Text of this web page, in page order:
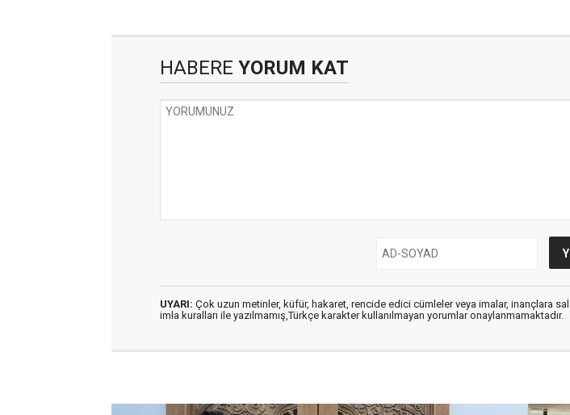
HABERE YORUM KAT
UYARI: Çok uzun metinler, küfür, hakaret, rencide edici cümleler veya imalar, inançlara
imla kuralları ile yazılmamış,Türkçe karakter kullanılmayan yorumlar onaylanmamaktadır.